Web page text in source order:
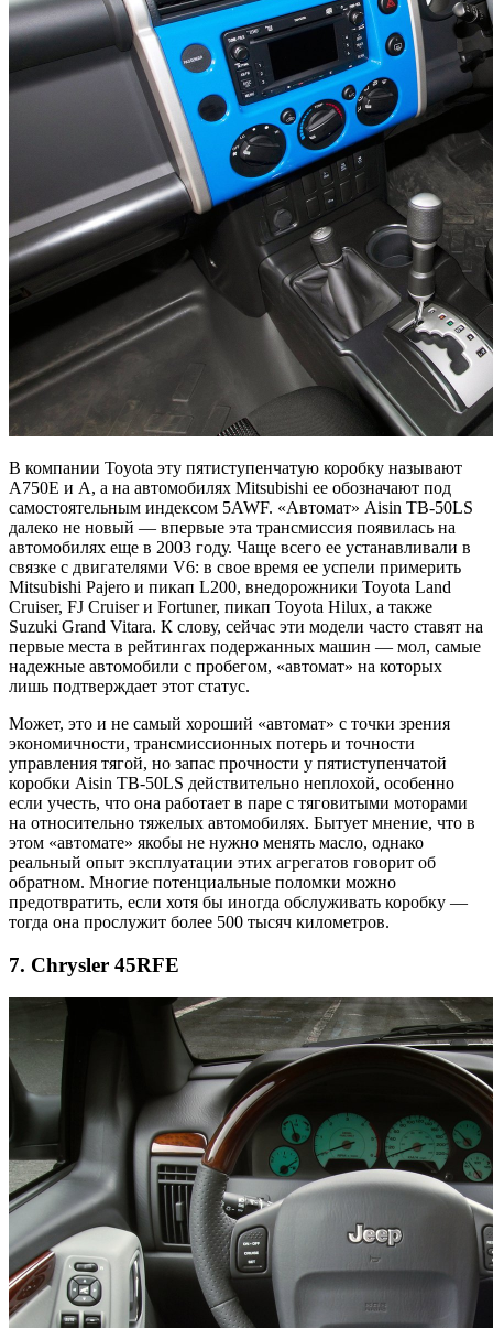
В компании Toyota эту пятиступенчатую коробку называют
A750E и A, а на автомобилях Mitsubishi ее обозначают под
самостоятельным индексом 5AWF. «Автомат» Aisin TB-50LS
далеко не новый — впервые эта трансмиссия появилась на
автомобилях еще в 2003 году. Чаще всего ее устанавливали в
связке с двигателями V6: в свое время ее успели примерить
Mitsubishi Pajero и пикап L200, внедорожники Toyota Land
Cruiser, FJ Cruiser и Fortuner, пикап Toyota Hilux, а также
Suzuki Grand Vitara. К слову, сейчас эти модели часто ставят на
первые места в рейтингах подержанных машин — мол, самые
надежные автомобили с пробегом, «автомат» на которых
лишь подтверждает этот статус.
Может, это и не самый хороший «автомат» с точки зрения
экономичности, трансмиссионных потерь и точности
управления тягой, но запас прочности у пятиступенчатой
коробки Aisin TB-50LS действительно неплохой, особенно
если учесть, что она работает в паре с тяговитыми моторами
на относительно тяжелых автомобилях. Бытует мнение, что в
этом «автомате» якобы не нужно менять масло, однако
реальный опыт эксплуатации этих агрегатов говорит об
обратном. Многие потенциальные поломки можно
предотвратить, если хотя бы иногда обслуживать коробку —
тогда она прослужит более 500 тысяч километров.
7. Chrysler 45RFE